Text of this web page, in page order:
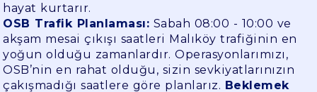
hayat kurtarır.
OSB Trafik Planlaması: Sabah 08:00 - 10:00 ve
akşam mesai çıkışı saatleri Malıköy trafiğinin en
yoğun olduğu zamanlardır. Operasyonlarımızı,
OSB’nin en rahat olduğu, sizin sevkiyatlarınızın
çakışmadığı saatlere göre planlarız. Beklemek